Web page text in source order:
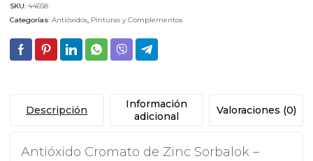
SKU: 44658
Categorías: Antióxidos, Pinturas y Complementos
Descripción
Información
adicional
Valoraciones (0)
Antióxido Cromato de Zinc Sorbalok –